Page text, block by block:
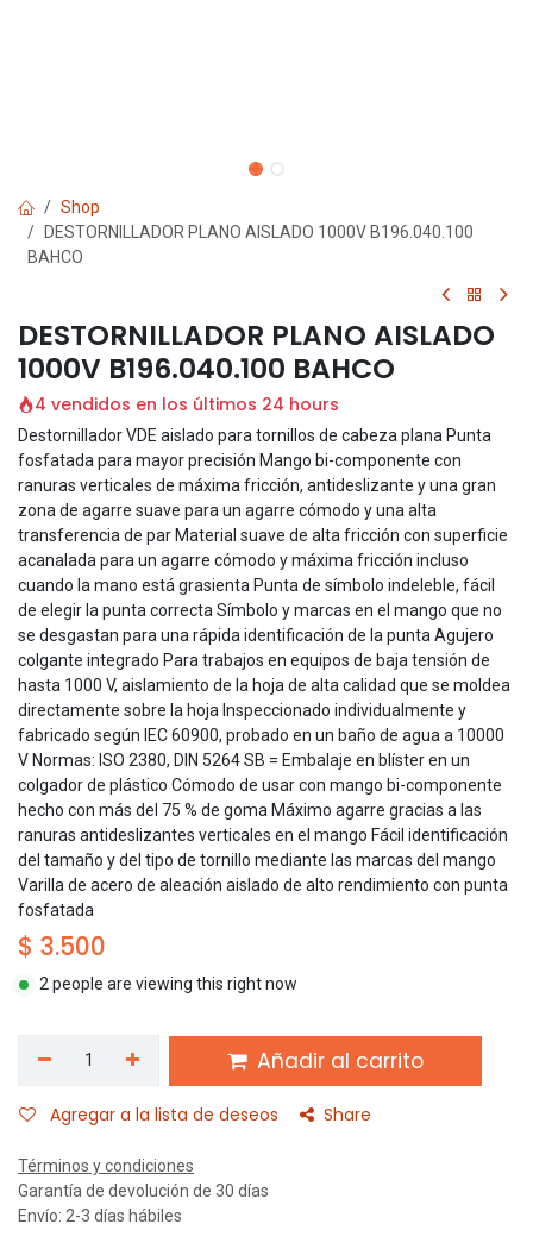
Shop
DESTORNILLADOR PLANO AISLADO 1000V B196.040.100
BAHCO
DESTORNILLADOR PLANO AISLADO
1000V B196.040.100 BAHCO
4 vendidos en los últimos 24 hours
Destornillador VDE aislado para tornillos de cabeza plana Punta
fosfatada para mayor precisión Mango bi-componente con
ranuras verticales de máxima fricción, antideslizante y una gran
zona de agarre suave para un agarre cómodo y una alta
transferencia de par Material suave de alta fricción con superficie
acanalada para un agarre cómodo y máxima fricción incluso
cuando la mano está grasienta Punta de símbolo indeleble, fácil
de elegir la punta correcta Símbolo y marcas en el mango que no
se desgastan para una rápida identificación de la punta Agujero
colgante integrado Para trabajos en equipos de baja tensión de
hasta 1000 V, aislamiento de la hoja de alta calidad que se moldea
directamente sobre la hoja Inspeccionado individualmente y
fabricado según IEC 60900, probado en un baño de agua a 10000
V Normas: ISO 2380, DIN 5264 SB = Embalaje en blíster en un
colgador de plástico Cómodo de usar con mango bi-componente
hecho con más del 75 % de goma Máximo agarre gracias a las
ranuras antideslizantes verticales en el mango Fácil identificación
del tamaño y del tipo de tornillo mediante las marcas del mango
Varilla de acero de aleación aislado de alto rendimiento con punta
fosfatada
$ 3.500
2 people are viewing this right now
Añadir al carrito
Agregar a la lista de deseos Share
Términos y condiciones
Garantía de devolución de 30 días
Envío: 2-3 días hábiles